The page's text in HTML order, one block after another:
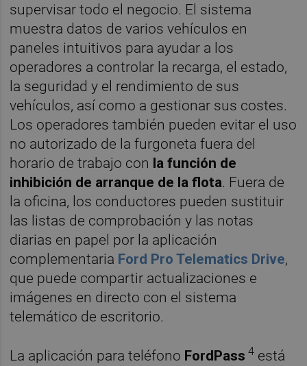
supervisar todo el negocio. El sistema
muestra datos de varios vehículos en
paneles intuitivos para ayudar a los
operadores a controlar la recarga, el estado,
la seguridad y el rendimiento de sus
vehículos, así como a gestionar sus costes.
Los operadores también pueden evitar el uso
no autorizado de la furgoneta fuera del
horario de trabajo con la función de
inhibición de arranque de la flota. Fuera de
la oficina, los conductores pueden sustituir
las listas de comprobación y las notas
diarias en papel por la aplicación
complementaria Ford Pro Telematics Drive,
que puede compartir actualizaciones e
imágenes en directo con el sistema
telemático de escritorio.
La aplicación para teléfono FordPass 4 está